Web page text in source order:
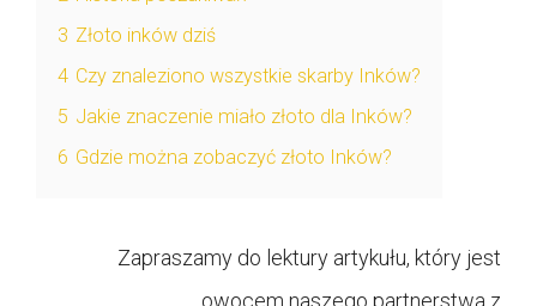
3 Złoto inków dziś
4 Czy znaleziono wszystkie skarby Inków?
5 Jakie znaczenie miało złoto dla Inków?
6 Gdzie można zobaczyć złoto Inków?
Zapraszamy do lektury artykułu, który jest